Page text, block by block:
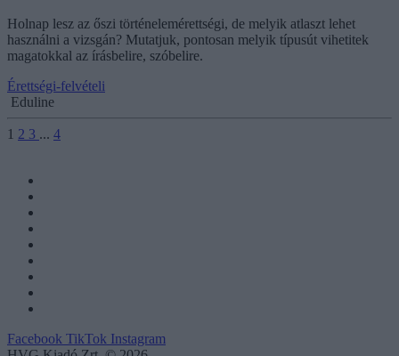
Holnap lesz az őszi történelemérettségi, de melyik atlaszt lehet
használni a vizsgán? Mutatjuk, pontosan melyik típusút vihetitek
magatokkal az írásbelire, szóbelire.
Érettségi-felvételi
Eduline
1 2 3 ... 4
Facebook TikTok Instagram